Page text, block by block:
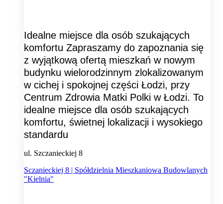
Idealne miejsce dla osób szukających
komfortu Zapraszamy do zapoznania się
z wyjątkową ofertą mieszkań w nowym
budynku wielorodzinnym zlokalizowanym
w cichej i spokojnej części Łodzi, przy
Centrum Zdrowia Matki Polki w Łodzi. To
idealne miejsce dla osób szukających
komfortu, świetnej lokalizacji i wysokiego
standardu
ul. Szczanieckiej 8
Sczanieckiej 8 | Spółdzielnia Mieszkaniowa Budowlanych
"Kielnia"